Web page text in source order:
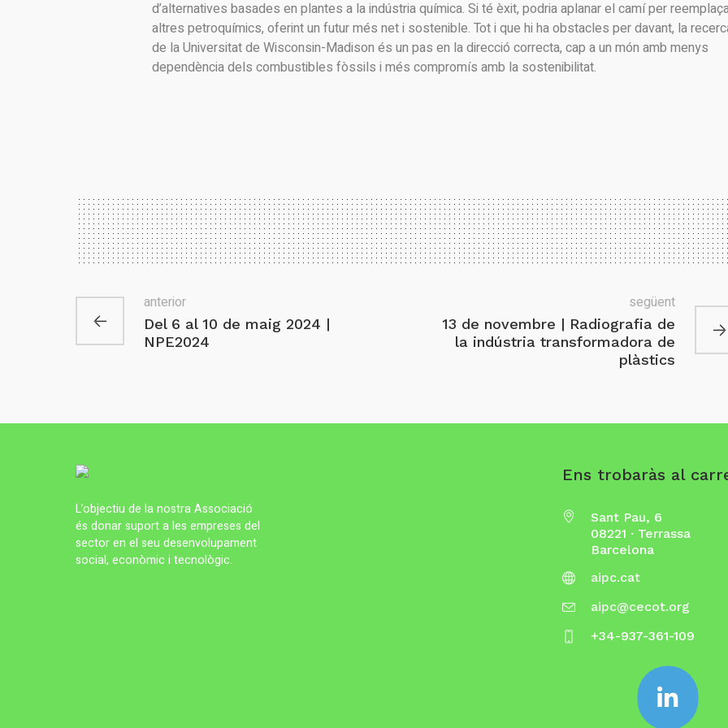
d’alternatives basades en plantes a la indústria química. Si té èxit, podria aplanar el camí per
altres petroquímics, oferint un futur més net i sostenible. Tot i que hi ha obstacles per davant, la
de la Universitat de Wisconsin-Madison és un pas en la direcció correcta, cap a un món amb menys
dependència dels combustibles fòssils i més compromís amb la sostenibilitat.
Del 6 al 10 de maig 2024 |
NPE2024
anterior
13 de novembre | Radiografia de
la indústria transformadora de
plàstics
següent
L’objectiu de la nostra Associació
és donar suport a les empreses del
sector en el seu desenvolupament
social, econòmic i tecnològic.
Ens trobaràs al
Sant Pau, 6
08221 · Terrassa
Barcelona
aipc.cat
aipc@cecot.org
+34-937-361-109